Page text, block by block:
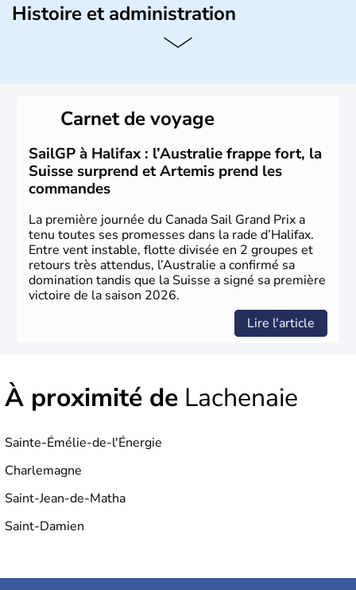
Histoire et administration
est une province francophone du
80 % desQuébécois. L’aéronautique, les
biotechnologies, l’industrie pharmaceutique, le génie
conseil constituent ses pôles essentiels d’activité.
Carnet de voyage
SailGP à Halifax : l’Australie frappe fort, la
Suisse surprend et Artemis prend les
commandes
La première journée du Canada Sail Grand Prix a
tenu toutes ses promesses dans la rade d’Halifax.
Entre vent instable, flotte divisée en 2 groupes et
retours très attendus, l’Australie a confirmé sa
domination tandis que la Suisse a signé sa première
victoire de la saison 2026.
Lire l'article
À proximité de Lachenaie
Sainte-Émélie-de-l'Énergie
Charlemagne
Saint-Jean-de-Matha
Saint-Damien